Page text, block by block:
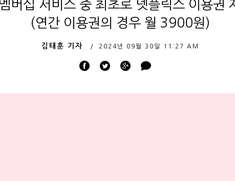
버십 서비스 중 최초로 넷플릭스 이용권
(연간 이용권의 경우 월 3900원)
김태훈 기자 2024년 09월 30일 11:27 AM